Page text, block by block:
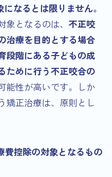
なるとは限りません。
となるのは、 不正咬
治療を目的とする場合
段階にある子どもの成
ために行う不正咬合の
能性が高いです。しか
矯正治療は、原則とし
費控除の対象となるもの